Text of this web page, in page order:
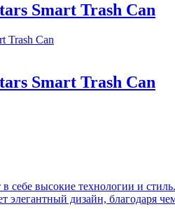
Smart Trash Can
Smart Trash Can
себе высокие технологии и
дизайн, благодаря